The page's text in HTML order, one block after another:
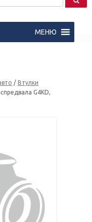
МЕНЮ
/ Втулки
G4KD,